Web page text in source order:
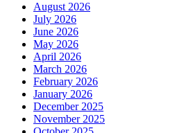
August 2026
July 2026
June 2026
May 2026
April 2026
March 2026
February 2026
January 2026
December 2025
November 2025